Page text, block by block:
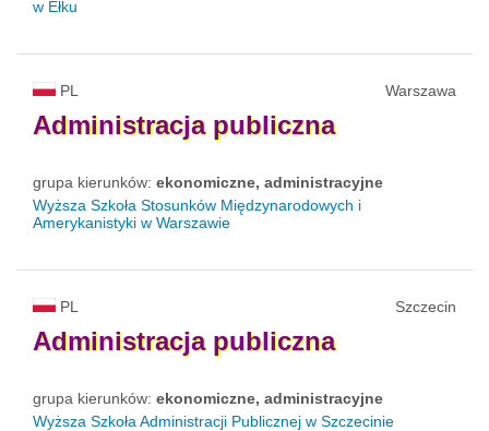
w Ełku
PL Warszawa
Administracja publiczna
grupa kierunków: ekonomiczne, administracyjne
Wyższa Szkoła Stosunków Międzynarodowych i
Amerykanistyki w Warszawie
PL Szczecin
Administracja publiczna
grupa kierunków: ekonomiczne, administracyjne
Wyższa Szkoła Administracji Publicznej w Szczecinie